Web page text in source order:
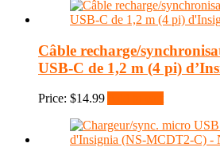
Câble recharge/
USB-C de 1,2 m (4 pi)
Price: $14.99